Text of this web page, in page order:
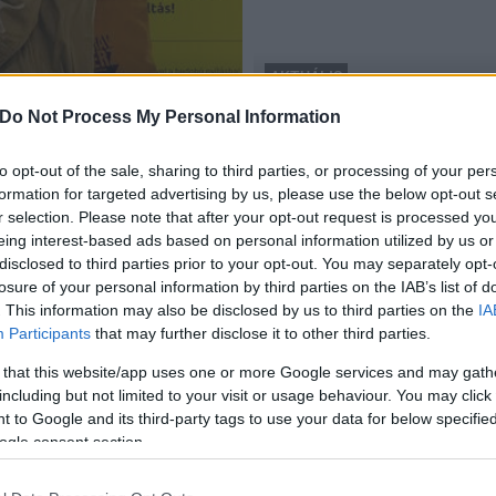
Do Not Process My Personal Information
opt-out of the sale, sharing to third parties, or processing of your
for targeted advertising by us, please use the below opt-out
selection. Please note that after your opt-out request is processed
interest-based ads based on personal information utilized by us
to third parties prior to your opt-out. You may separately
of your personal information by third parties on the IAB’s list of
This information may also be disclosed by us to third parties on the
Participants that may further disclose it to other third parties.
that this website/app uses one or more Google services and may
but not limited to your visit or usage behaviour. You may
to Google and its third-party tags to use your data for below
consent section.
AKTUÁLIS
autizmus
Az autizmust
2018.02.19